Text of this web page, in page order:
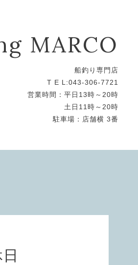
MARCO
船釣り専門店
T E L:043-306-7721
営業時間：平日13時～20時
土日11時～20時
駐車場：店舗横 3番